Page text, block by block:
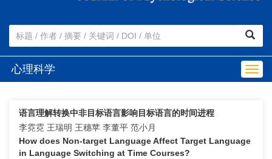
心理科学
语言理解转换中非目标语言影响目标语言的时间进程
李霓霓 王瑞明 王穗苹 李董平 范小月
How does Non-target Language Affect Target Language
in Language Switching at Time Courses?